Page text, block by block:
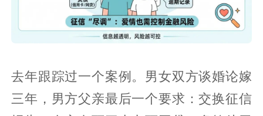
去年跟踪过一个案例。男女双方谈婚论嫁
三年，男方父亲最后一个要求：交换征信